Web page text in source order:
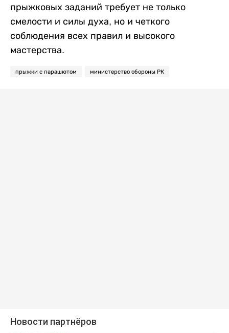
прыжковых заданий требует не только
смелости и силы духа, но и четкого
соблюдения всех правил и высокого
мастерства.
прыжки с парашютом министерство обороны РК